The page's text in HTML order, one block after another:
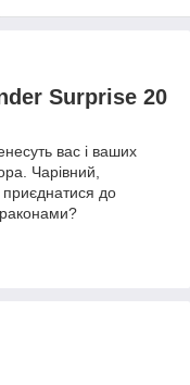
Surprise 20
вас і ваших
Чарівний,
приєднатися до